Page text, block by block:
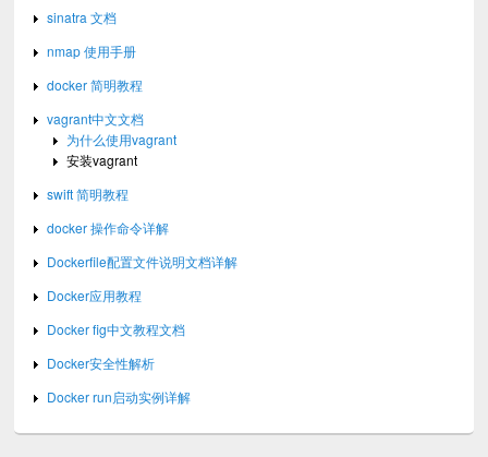
sinatra 文档
nmap 使用手册
docker 简明教程
vagrant中文文档
为什么使用vagrant
安装vagrant
swift 简明教程
docker 操作命令详解
Dockerfile配置文件说明文档详解
Docker应用教程
Docker fig中文教程文档
Docker安全性解析
Docker run启动实例详解